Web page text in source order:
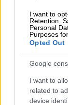
I want to
Retention,
Personal
Purposes
Opted Out
Google
I want to
related to
device
στην έδρα
δύο νίκες
0-2, η οποία
στα play off
ισπανική
πρόκριση